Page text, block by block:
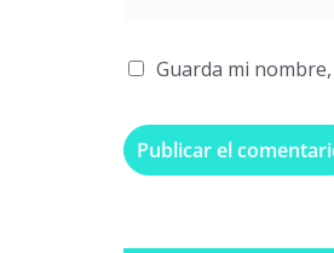
Guarda mi